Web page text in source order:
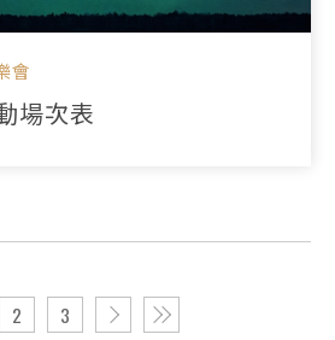
會
場次表
2 3